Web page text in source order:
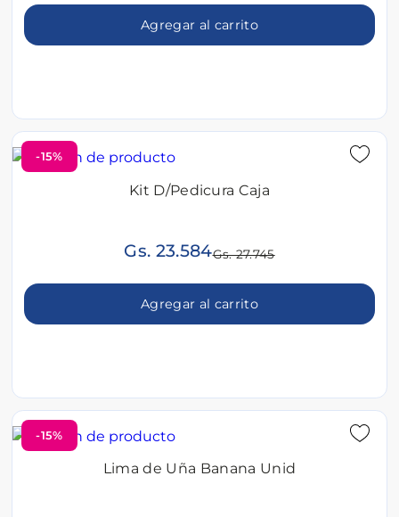
Agregar al carrito
-15%
Kit D/Pedicura Caja
Gs. 23.584Gs. 27.745
Agregar al carrito
-15%
Lima de Uña Banana Unid